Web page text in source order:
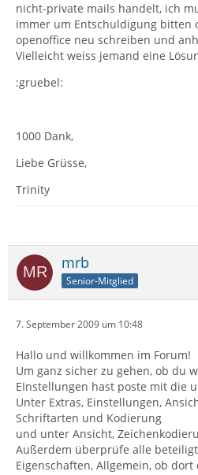
nicht-private mails handelt, ich
immer um Entschuldigung bitten
openoffice neu schreiben und
Vielleicht weiss jemand eine
:gruebel:
1000 Dank,
Liebe Grüsse,
Trinity
mrb
Senior-Mitglied
7. September 2009 um 10:48
Hallo und willkommen im Forum!
Um ganz sicher zu gehen, ob du
EInstellungen hast poste mit die
Unter Extras, Einstellungen,
Schriftarten und Kodierung
und unter Ansicht,
Außerdem überprüfe alle
Eigenschaften, Allgemein, ob dort